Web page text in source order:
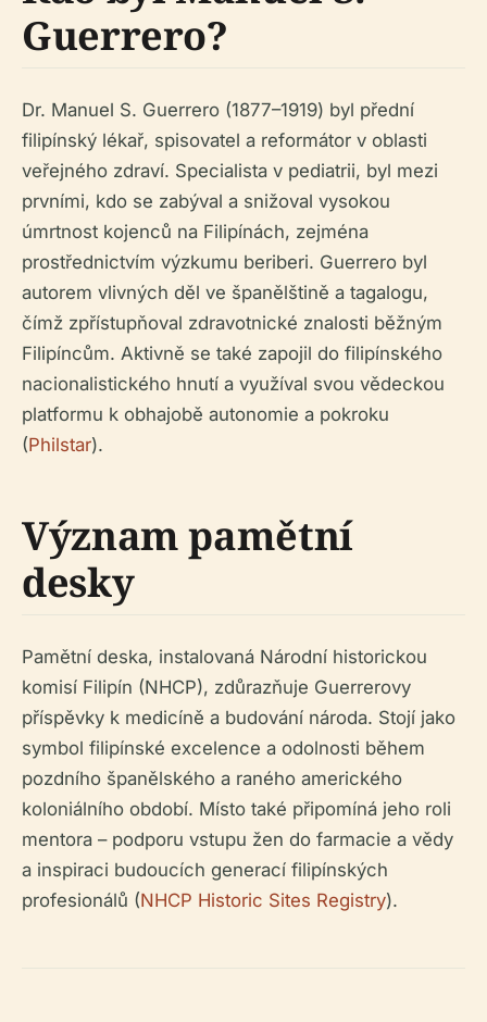
Guerrero?
Dr. Manuel S. Guerrero (1877–1919) byl přední
filipínský lékař, spisovatel a reformátor v oblasti
veřejného zdraví. Specialista v pediatrii, byl mezi
prvními, kdo se zabýval a snižoval vysokou
úmrtnost kojenců na Filipínách, zejména
prostřednictvím výzkumu beriberi. Guerrero byl
autorem vlivných děl ve španělštině a tagalogu,
čímž zpřístupňoval zdravotnické znalosti běžným
Filipíncům. Aktivně se také zapojil do filipínského
nacionalistického hnutí a využíval svou vědeckou
platformu k obhajobě autonomie a pokroku
(Philstar).
Význam pamětní
desky
Pamětní deska, instalovaná Národní historickou
komisí Filipín (NHCP), zdůrazňuje Guerrerovy
příspěvky k medicíně a budování národa. Stojí jako
symbol filipínské excelence a odolnosti během
pozdního španělského a raného amerického
koloniálního období. Místo také připomíná jeho roli
mentora – podporu vstupu žen do farmacie a vědy
a inspiraci budoucích generací filipínských
profesionálů (NHCP Historic Sites Registry).